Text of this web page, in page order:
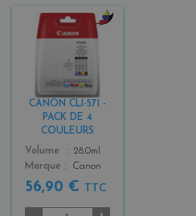
CANON CLI-571 -
PACK DE 4
COULEURS
Color
b
k
Volume
28.0ml
Marque
Canon
56,90 € TTC